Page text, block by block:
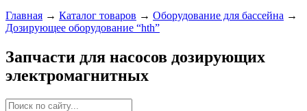
Главная → Каталог товаров → Оборудование для бассейна →
Дозирующее оборудование “hth”
Запчасти для насосов дозирующих
электромагнитных